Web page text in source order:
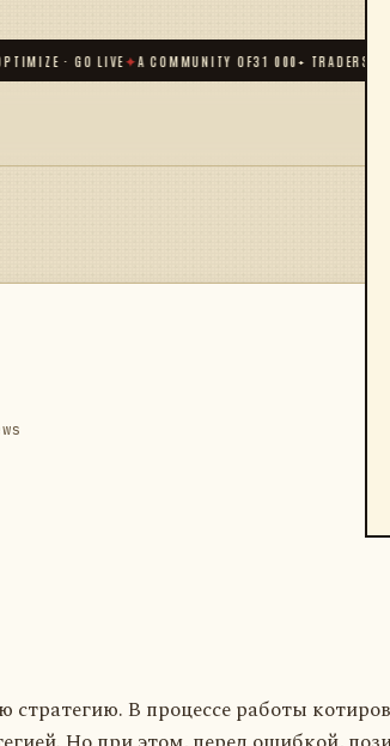
· GO LIVE ✦A COMMUNITY OF31 000+ TRADERS &
В процессе работы